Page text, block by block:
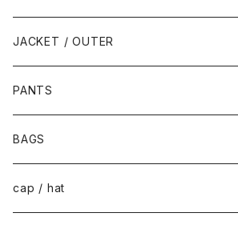
JACKET / OUTER
PANTS
BAGS
cap / hat